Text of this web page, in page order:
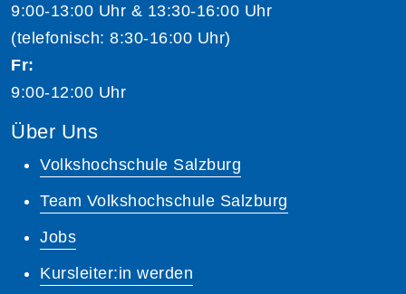
9:00-13:00 Uhr & 13:30-16:00 Uhr
(telefonisch: 8:30-16:00 Uhr)
Fr:
9:00-12:00 Uhr
Über Uns
Volkshochschule Salzburg
Team Volkshochschule Salzburg
Jobs
Kursleiter:in werden